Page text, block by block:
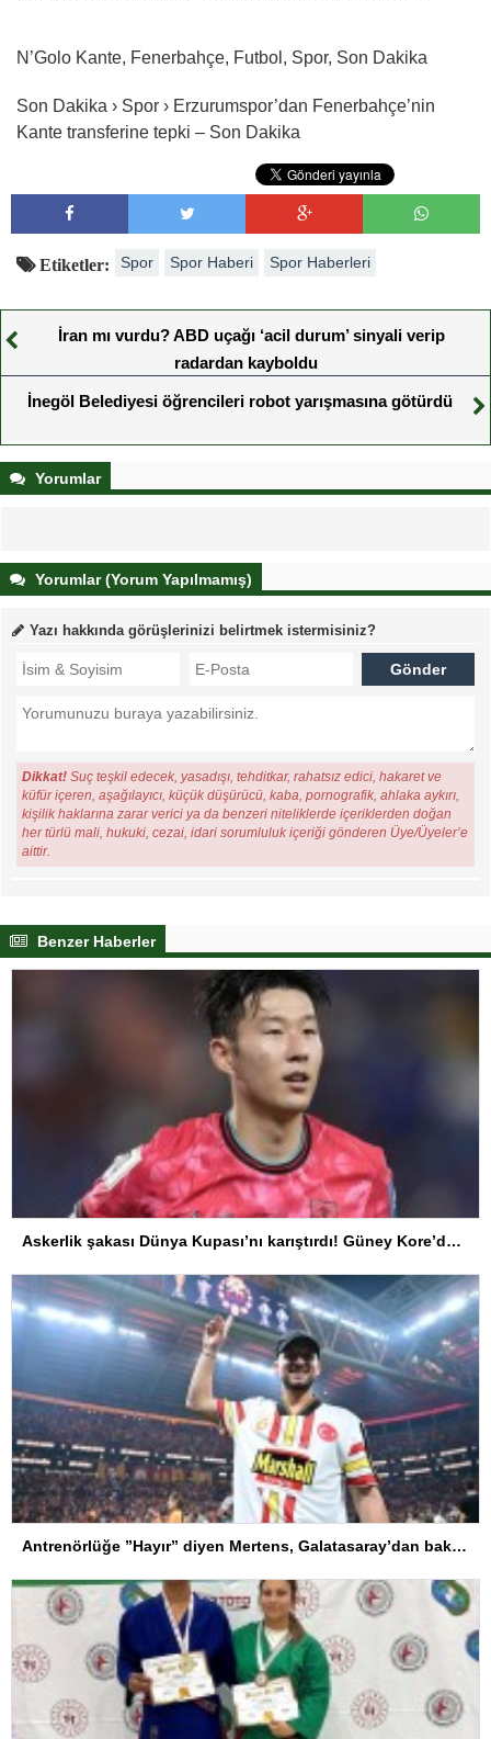
N’Golo Kante, Fenerbahçe, Futbol, Spor, Son Dakika
Son Dakika › Spor › Erzurumspor’dan Fenerbahçe’nin
Kante transferine tepki – Son Dakika
Etiketler: Spor Spor Haberi Spor Haberleri
İran mı vurdu? ABD uçağı ‘acil durum’ sinyali verip
radardan kayboldu
İnegöl Belediyesi öğrencileri robot yarışmasına götürdü
Yorumlar
Yorumlar (Yorum Yapılmamış)
Yazı hakkında görüşlerinizi belirtmek istermisiniz?
Dikkat! Suç teşkil edecek, yasadışı, tehditkar, rahatsız edici, hakaret ve
küfür içeren, aşağılayıcı, küçük düşürücü, kaba, pornografik, ahlaka aykırı,
kişilik haklarına zarar verici ya da benzeri niteliklerde içeriklerden doğan
her türlü mali, hukuki, cezai, idari sorumluluk içeriği gönderen Üye/Üyeler’e
aittir.
Benzer Haberler
Askerlik şakası Dünya Kupası’nı karıştırdı! Güney Kore’den sert karar
Antrenörlüğe ”Hayır” diyen Mertens, Galatasaray’dan bakın ne istedi